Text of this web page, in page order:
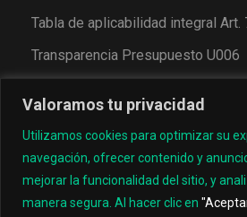
Valoramos tu privacidad
Utilizamos cookies para optimizar su
navegación, ofrecer contenido y
mejorar la funcionalidad del sitio, y
manera segura. Al hacer clic en
Tabla de aplicabilidad integral Art.
Transparencia Presupuesto U006